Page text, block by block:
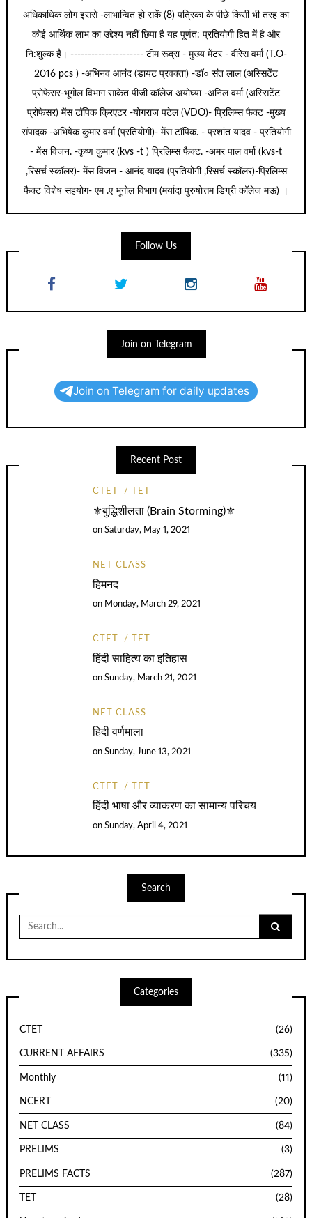
अधिकाधिक लोग इससे -लाभान्वित हो सकें (8) पत्रिका के पीछे किसी भी तरह का
कोई आर्थिक लाभ का उद्देश्य नहीं छिपा है यह पूर्णत: प्रतियोगी हित में है और
नि:शुल्क है। --------------------- टीम रूद्रा - मुख्य मेंटर - वीरेेस वर्मा (T.O-
2016 pcs ) -अभिनव आनंद (डायट प्रवक्ता) -डॉ० संत लाल (अस्सिटेंट
प्रोफेसर-भूगोल विभाग साकेत पीजी कॉलेज अयोघ्या -अनिल वर्मा (अस्सिटेंट
प्रोफेसर) मेंस टॉपिक क्रिएटर -योगराज पटेल (VDO)- प्रिलिम्स फैक्ट -मुख्य
संपादक -अभिषेक कुमार वर्मा (प्रतियोगी)- मेंस टॉपिक. - प्रशांत यादव - प्रतियोगी
- मेंस विजन. -कृष्ण कुमार (kvs -t ) प्रिलिम्स फैक्ट. -अमर पाल वर्मा (kvs-t
,रिसर्च स्कॉलर)- मेंस विजन - आनंद यादव (प्रतियोगी ,रिसर्च स्कॉलर)-प्रिलिम्स
फैक्ट विशेष सहयोग- एम .ए भूगोल विभाग (मर्यादा पुरुषोत्तम डिग्री कॉलेज मऊ) ।
Follow Us
Join on Telegram
Join on Telegram for daily updates
Recent Post
CTET TET
⚜️बुद्धिशीलता (Brain Storming)⚜️
onSaturday, May 1, 2021
NET CLASS
हिमनद
on Monday, March 29, 2021
CTET TET
हिंदी साहित्य का इतिहास
onSunday, March 21, 2021
NET CLASS
हिदी वर्णमाला
onSunday, June 13, 2021
CTET TET
हिंदी भाषा और व्याकरण का सामान्य परिचय
onSunday, April 4, 2021
Search
Search
for:
Categories
CTET (26)
CURRENT AFFAIRS (335)
Monthly (11)
NCERT (20)
NET CLASS (84)
PRELIMS (3)
PRELIMS FACTS (287)
TET (28)